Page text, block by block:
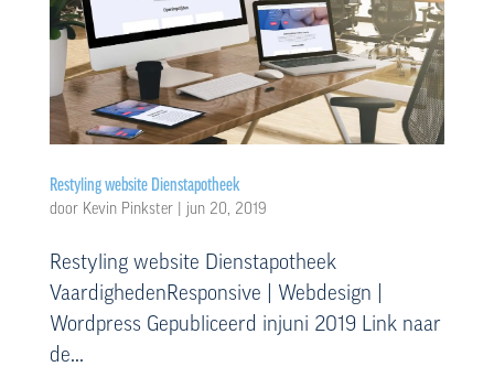
Restyling website Dienstapotheek
door Kevin Pinkster| jun 20, 2019
Restyling website Dienstapotheek
VaardighedenResponsive | Webdesign |
Wordpress Gepubliceerd injuni 2019 Link naar
de...